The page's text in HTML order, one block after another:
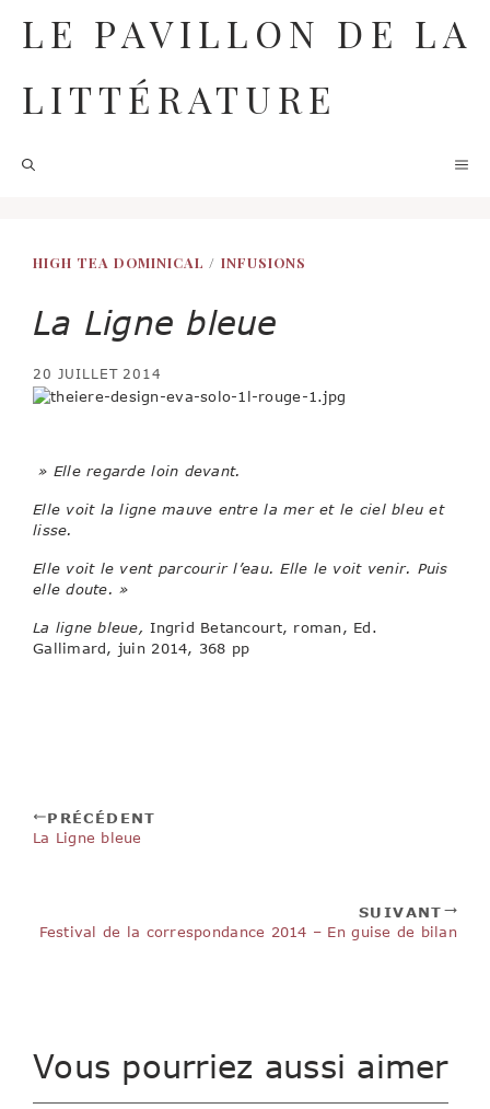
contenu
LE PAVILLON DE LA
LITTÉRATURE
HIGH TEA DOMINICAL / INFUSIONS
La Ligne bleue
20 JUILLET 2014
» Elle regarde loin devant.
Elle voit la ligne mauve entre la mer et le ciel bleu et
lisse.
Elle voit le vent parcourir l’eau. Elle le voit venir. Puis
elle doute. »
La ligne bleue, Ingrid Betancourt, roman, Ed.
Gallimard, juin 2014, 368 pp
PRÉCÉDENT
La Ligne bleue
SUIVANT
Festival de la correspondance 2014 – En guise de bilan
Vous pourriez aussi aimer